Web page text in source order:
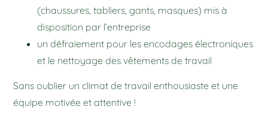
(chaussures, tabliers, gants, masques) mis à
disposition par l’entreprise
un défraiement pour les encodages électroniques
et le nettoyage des vêtements de travail
Sans oublier un climat de travail enthousiaste et une
équipe motivée et attentive !